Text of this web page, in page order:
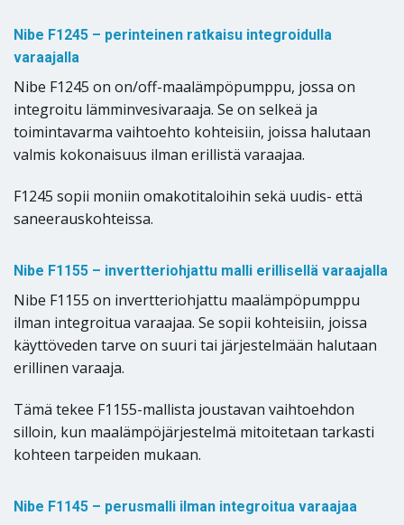
Nibe F1245 – perinteinen ratkaisu integroidulla
varaajalla
Nibe F1245 on on/off-maalämpöpumppu, jossa on
integroitu lämminvesivaraaja. Se on selkeä ja
toimintavarma vaihtoehto kohteisiin, joissa halutaan
valmis kokonaisuus ilman erillistä varaajaa.
F1245 sopii moniin omakotitaloihin sekä uudis- että
saneerauskohteissa.
Nibe F1155 – invertteriohjattu malli erillisellä varaajalla
Nibe F1155 on invertteriohjattu maalämpöpumppu
ilman integroitua varaajaa. Se sopii kohteisiin, joissa
käyttöveden tarve on suuri tai järjestelmään halutaan
erillinen varaaja.
Tämä tekee F1155-mallista joustavan vaihtoehdon
silloin, kun maalämpöjärjestelmä mitoitetaan tarkasti
kohteen tarpeiden mukaan.
Nibe F1145 – perusmalli ilman integroitua varaajaa